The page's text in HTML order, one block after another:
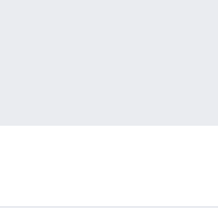
1 MILLION
följeslagare
morgon till